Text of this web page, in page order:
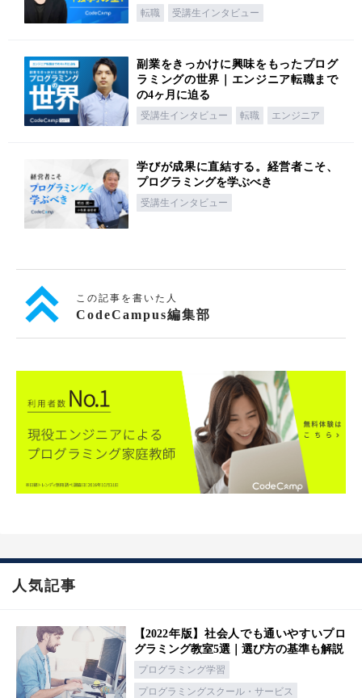
転職 受講生インタビュー
副業をきっかけに興味をもったプログ
ラミングの世界｜エンジニア転職まで
の4ヶ月に迫る
受講生インタビュー 転職 エンジニア
学びが成果に直結する。経営者こそ、
プログラミングを学ぶべき
受講生インタビュー
この記事を書いた人
CodeCampus編集部
人気記事
【2022年版】社会人でも通いやすいプロ
グラミング教室5選｜選び方の基準も解説
プログラミング学習
プログラミングスクール・サービス